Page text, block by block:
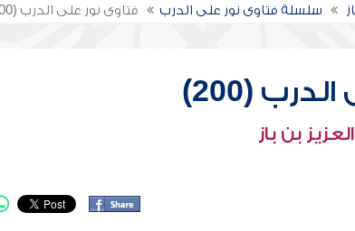
سلسلة فتاوى نور على الدرب فتاوى نور على الدرب (200)
(200)
بن باز